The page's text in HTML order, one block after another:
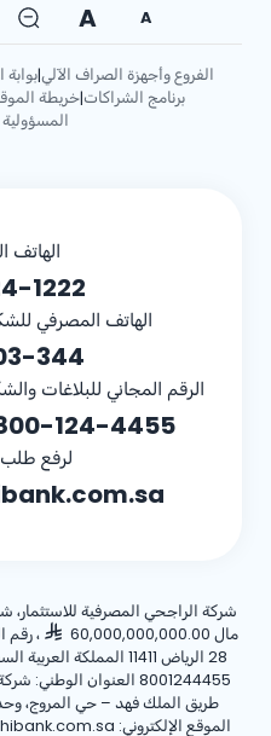
A
A
الفروع وأجهزة الصراف الآلي|
برنامج الشراكات|خريطة
المسؤولية
الهاتف
1222
الهاتف المصرفي
344
الرقم المجاني للبلاغات
124-4455
لرفع
شركة الراجحي المصرفية
مال 60,000,000,000.00
28 الرياض 11411 المملكة العربية السعودية، هاتف: